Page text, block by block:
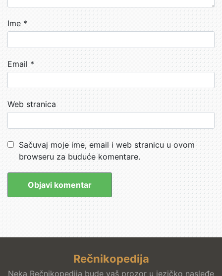
Ime*
Email*
Web stranica
Sačuvaj moje ime, email i web stranicu u ovom
browseru za buduće komentare.
Rečnikopedija
Neka Rečnikopedija bude vaš prozor u jezičko nasleđe